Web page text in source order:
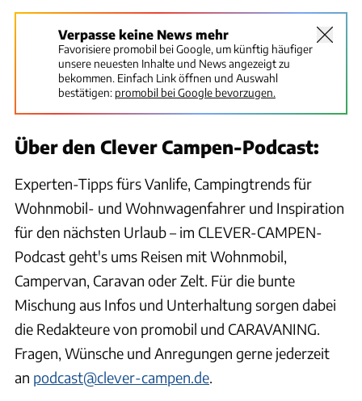
Verpasse keine News mehr
Favorisiere promobil bei Google, um künftig häufiger
unsere neuesten Inhalte und News angezeigt zu
bekommen. Einfach Link öffnen und Auswahl
bestätigen: promobil bei Google bevorzugen.
Über den Clever Campen-Podcast:
Experten-Tipps fürs Vanlife, Campingtrends für
Wohnmobil- und Wohnwagenfahrer und Inspiration
für den nächsten Urlaub – im CLEVER-CAMPEN-
Podcast geht's ums Reisen mit Wohnmobil,
Campervan, Caravan oder Zelt. Für die bunte
Mischung aus Infos und Unterhaltung sorgen dabei
die Redakteure von promobil und CARAVANING.
Fragen, Wünsche und Anregungen gerne jederzeit
an podcast@clever-campen.de